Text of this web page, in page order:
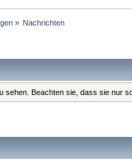
» Nachrichten
sehen. Beachten sie, dass sie nur